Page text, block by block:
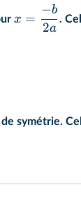
x =
2a
−b
.
symétrie.